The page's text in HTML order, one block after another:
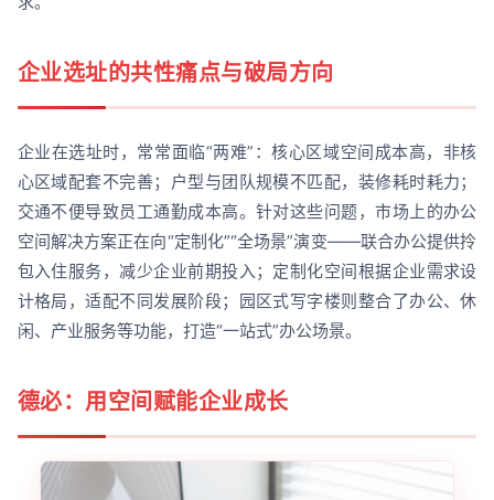
企业选址的共性痛点与破局方向
企业在选址时，常常面临“两难”：核心区域空间成本高，非核
心区域配套不完善；户型与团队规模不匹配，装修耗时耗力；
交通不便导致员工通勤成本高。针对这些问题，市场上的办公
空间解决方案正在向“定制化”“全场景”演变——联合办公提供拎
包入住服务，减少企业前期投入；定制化空间根据企业需求设
计格局，适配不同发展阶段；园区式写字楼则整合了办公、休
闲、产业服务等功能，打造“一站式”办公场景。
德必：用空间赋能企业成长